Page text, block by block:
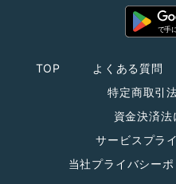
TOP よくある質問
特定商取引
資金決済
サービスプラ
当社プライバシーポ